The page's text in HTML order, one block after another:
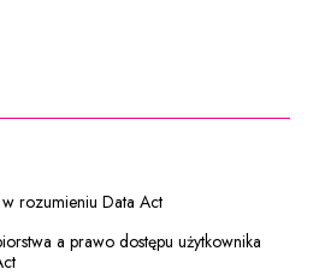
rozumieniu Data Act
a prawo dostępu użytkownika